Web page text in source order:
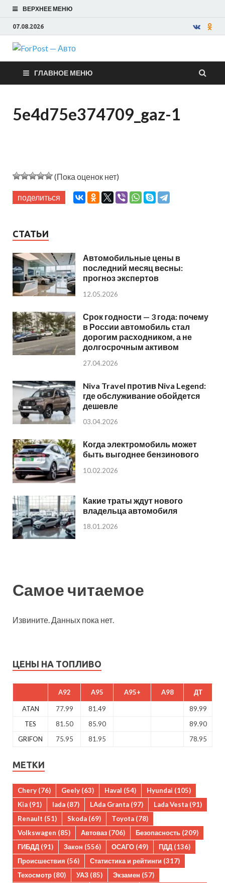
ВЕРХНЕЕ МЕНЮ
07.08.2026
ForPost —
Авто
ГЛАВНОЕ МЕНЮ
5e4d75e374709_gaz-1
(Пока оценок нет)
поделиться
СТАТЬИ
Автомобильные цены в
последний месяц весны:
прогноз экспертов
12.05.2026
Срок годности — 3 года: почему
в России автомобиль стал
дорогим расходником, а не
долгосрочным активом
27.04.2026
Niva Travel против Niva Legend:
где обслуживание обойдется
дешевле
03.04.2026
Когда электромобиль может
быть выгоднее бензинового
10.02.2026
Какие траты ждут нового
владельца автомобиля
18.01.2026
Самое читаемое
Извините. Данных пока нет.
ЦЕНЫ НА ТОПЛИВО
A92 A95 A95+ A98 ДТ
ATAN 77.99 81.49
89.99
TES
81.50 85.90
89.90
GRIFON
75.95 81.95 78.95
МЕТКИ
Chery (76) Geely (63) Haval (54) Hyundai (105)
Kia (91) lada (87) LAda Granta (97) Lada Vesta (91)
Renault (51) Skoda (69) Toyota (78)
Volkswagen (85) Автоваз (706) Безопасность (209)
ГИБДД (91) Закон (556) ОСАГО (49) ПДД (136)
Происшествия (56) Статистика и рейтинги (317)
Техосмотр (80) УАЗ (85) Экзамен (57)